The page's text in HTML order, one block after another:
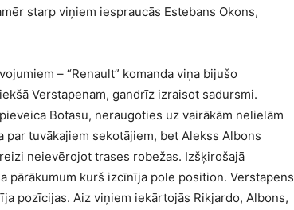
starp viņiem iespraucās Estebans Okons,
– “Renault” komanda viņa bijušo
Verstapenam, gandrīz izraisot sadursmi.
Botasu, neraugoties uz vairākām nelielām
par tuvākajiem sekotājiem, bet Alekss Albons
neievērojot trases robežas. Izšķirošajā
pārākumum kurš izcīnīja pole position. Verstapens
pozīcijas. Aiz viņiem iekārtojās Rikjardo, Albons,